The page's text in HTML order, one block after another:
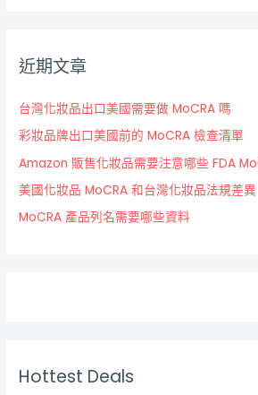
近期文章
台灣化妝品出口美國需要做 MoCRA 嗎
彩妝品牌出口美國前的 MoCRA 檢查清單
Amazon 販售化妝品需要注意哪些 FDA
美國化妝品 MoCRA 和台灣化妝品法規差異
MoCRA 產品列名需要哪些資料
Hottest Deals